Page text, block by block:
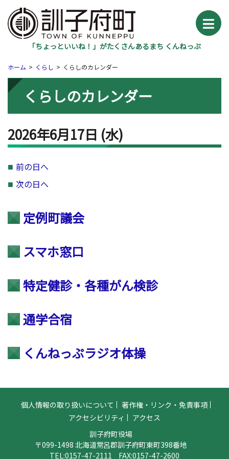
「ちょっといいね！」がたくさんあるまち くんねっぷ
ホーム くらし くらしのカレンダー
くらしのカレンダー
2026年6月17日 (水)
前の日へ
次の日へ
定例町議会
スマホ窓口
特定健診・各種がん検診
通学合宿
くんねっぷラジオ体操
個人情報の取り扱いについて
著作権・リンク・免責事項
アクセシビリティ
アクセス
訓子府町役場
〒099-1498 北海道常呂郡訓子府町東町398番地
TEL:0157-47-2111 FAX:0157-47-2600